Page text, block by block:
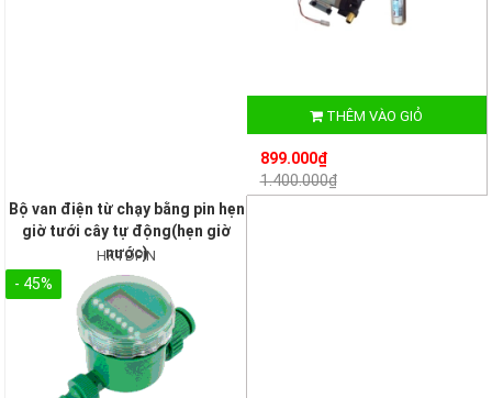
THÊM VÀO GIỎ
899.000₫
1.400.000₫
Bộ van điện từ chạy bằng pin hẹn
giờ tưới cây tự động(hẹn giờ
nước)
HKTĐPIN
- 45%